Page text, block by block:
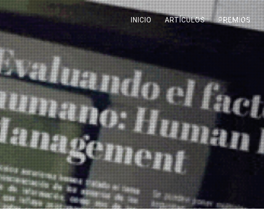
INICIO ARTÍCULOS PREMIOS